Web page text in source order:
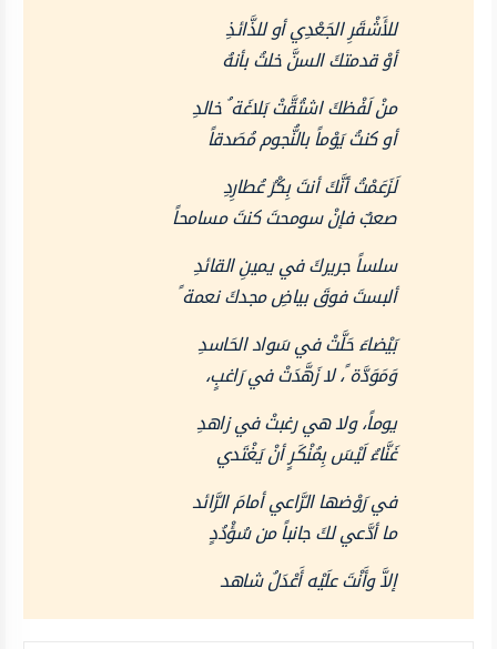
للأَشْقَرِ الجَعْدِي أو للذَّائذِ
أوْ قدمتكَ السنَّ خلتُ بأنهُ
منْ لَفْظكَ اشتُقَّتْ بَلاغَة ُ خالدِ
أو كنتُ يَوْماً بالنُّجوم مُصَدقاً
لَزَعَمْتُ أنَّكَ أنتَ بِكْرُ عُطارِدِ
صعبٌ فإنْ سومحتَ كنتَ مسامحاً
سلساً جريركَ في يمينِ القائدِ
ألبستَ فوقَ بياضِ مجدكَ نعمة ً
بَيْضاءَ حَلَّتْ في سَواد الحَاسدِ
وَمَوَدَّة ً، لا زَهَّدَتْ في رَاغبٍ،
يوماً، ولا هي رغبتْ في زاهدِ
غَنَّاءُ لَيْسَ بِمُنْكَرٍ أنْ يَغْتَدي
في رَوْضها الرَّاعي أمامَ الرَّائد
ما أدَّعي لكَ جانباً من سُؤْدُدٍ
إلاَّ وأَنْتَ علَيْه أَعْدَلُ شاهد